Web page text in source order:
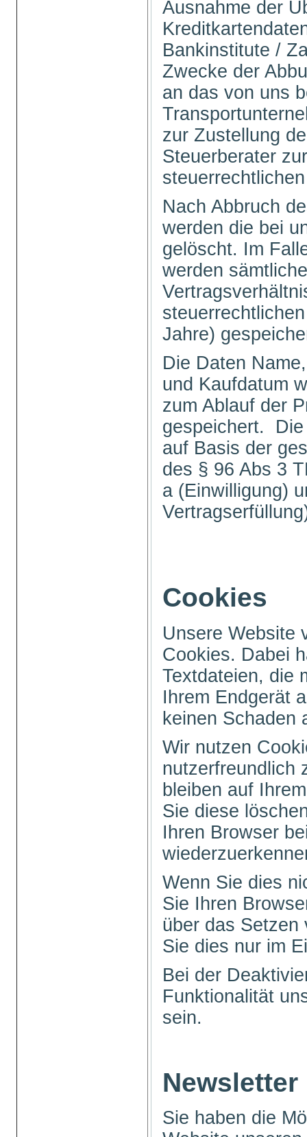
Ausnahme der
Bankinstitute /
Zwecke der
an das von uns
zur Zustellung
Steuerberater
Nach Abbruch
werden die bei
gelöscht. Im
werden
Jahre)
Die Daten
und Kaufdatum
zum Ablauf der
gespeichert.
auf Basis der
des § 96 Abs 3
a (Einwilligung)
Cookies
Unsere Website
Cookies. Dabei
Textdateien, die
Ihrem Endgerät
keinen Schaden
Wir nutzen
nutzerfreundlich
bleiben auf
Sie diese
Ihren Browser
Wenn Sie dies
Sie Ihren
über das Setzen
Sie dies nur im
Bei der
Funktionalität
sein.
Newsletter
Sie haben die